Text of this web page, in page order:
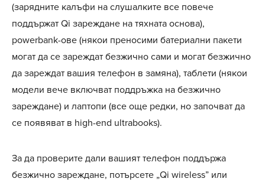
(зарядните калъфи на слушалките все повече
поддържат Qi зареждане на тяхната основа),
powerbank-ове (някои преносими батериални пакети
могат да се зареждат безжично сами и могат безжично
да зареждат вашия телефон в замяна), таблети (някои
модели вече включват поддръжка на безжично
зареждане) и лаптопи (все още редки, но започват да
се появяват в high-end ultrabooks).
За да проверите дали вашият телефон поддържа
безжично зареждане, потърсете „Qi wireless” или